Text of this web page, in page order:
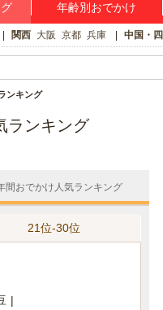
年齢別おでかけ
関西 大阪 京都 兵庫 中国・
ンキング
ランキング
間おでかけ人気ランキング
21位-30位